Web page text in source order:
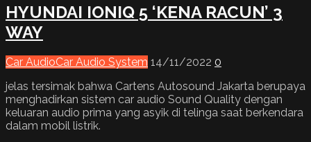
HYUNDAI IONIQ 5 ‘KENA RACUN’ 3
WAY
Car AudioCar Audio System 14/11/2022 0
jelas tersimak bahwa Cartens Autosound Jakarta berupaya
menghadirkan sistem car audio Sound Quality dengan
keluaran audio prima yang asyik di telinga saat berkendara
dalam mobil listrik.